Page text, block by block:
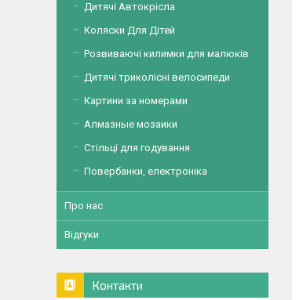
Дитячі Автокрісла
Коляски Для Дітей
Розвиваючі килимки для малюків
Дитячі триколісні велосипеди
Картини за номерами
Алмазные мозаики
Стільці для годування
Повербанки, електроніка
Про нас
Відгуки
Контакти